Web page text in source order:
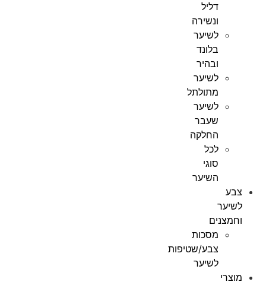
דליל
ונשירה
לשיער
בלונד
ובהיר
לשיער
מתולתל
לשיער
שעבר
החלקה
לכל
סוגי
השיער
צבע
לשיער
וחמצנים
מסכות
צבע/שטיפות
לשיער
מוצרי